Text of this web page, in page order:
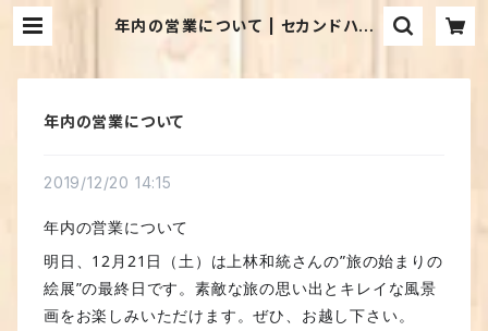
年内の営業について | セカンドハン
年内の営業について
2019/12/20 14:15
年内の営業について
明日、12月21日（土）は上林和統さんの”旅の始まりの
絵展”の最終日です。素敵な旅の思い出とキレイな風景
画をお楽しみいただけます。ぜひ、お越し下さい。